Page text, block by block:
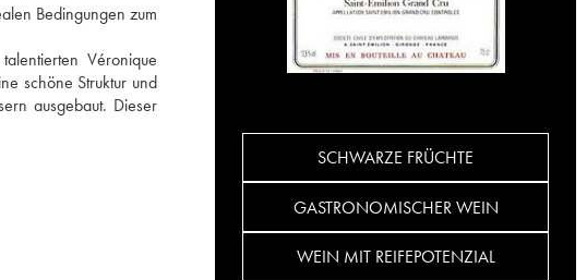
Bedingungen zum
Véronique
schöne Struktur und
ausgebaut. Dieser
SCHWARZE FRÜCHTE
GASTRONOMISCHER WEIN
WEIN MIT REIFEPOTENZIAL